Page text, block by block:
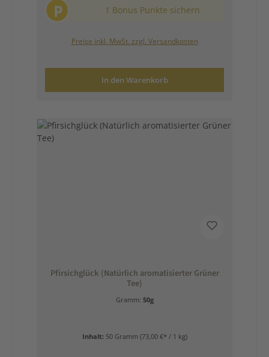
P 1 Bonus Punkte sichern
Preise inkl. MwSt. zzgl. Versandkosten
In den Warenkorb
Pfirsichglück (Natürlich aromatisierter Grüner
Tee)
Gramm: 50g
Inhalt: 50 Gramm (73,00 €* / 1 kg)